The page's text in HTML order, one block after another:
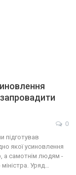
0
підготував
якої усиновлення
а самотнім людям -
Уряд…